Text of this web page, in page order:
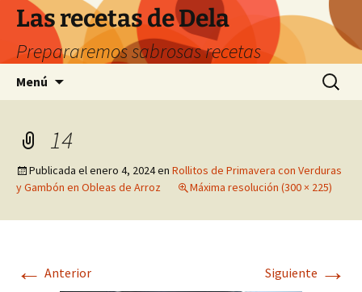
Saltar
contenido
Las recetas de Dela
Prepararemos sabrosas recetas
Menú Buscar:
14
Publicada elenero 4, 2024en Rollitos de Primavera con Verduras
y Gambón en Obleas de Arroz
Máxima resolución (300 × 225)
← Anterior Siguiente →